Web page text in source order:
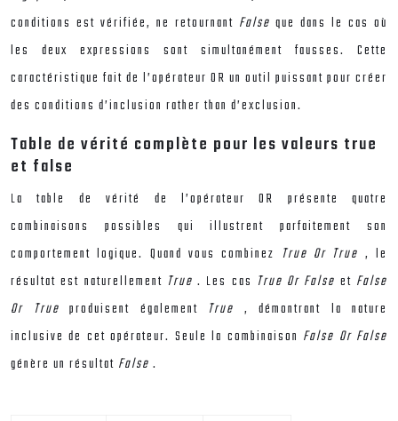
conditions est vérifiée, ne retournant False que dans le cas où
les deux expressions sont simultanément fausses. Cette
caractéristique fait de l’opérateur OR un outil puissant pour créer
des conditions d’inclusion rather than d’exclusion.
Table de vérité complète pour les valeurs true
et false
La table de vérité de l’opérateur OR présente quatre
combinaisons possibles qui illustrent parfaitement son
comportement logique. Quand vous combinez True Or True , le
résultat est naturellement True. Les cas True Or False et False
Or True produisent également True , démontrant la nature
inclusive de cet opérateur. Seule la combinaison False Or False
génère un résultat False .